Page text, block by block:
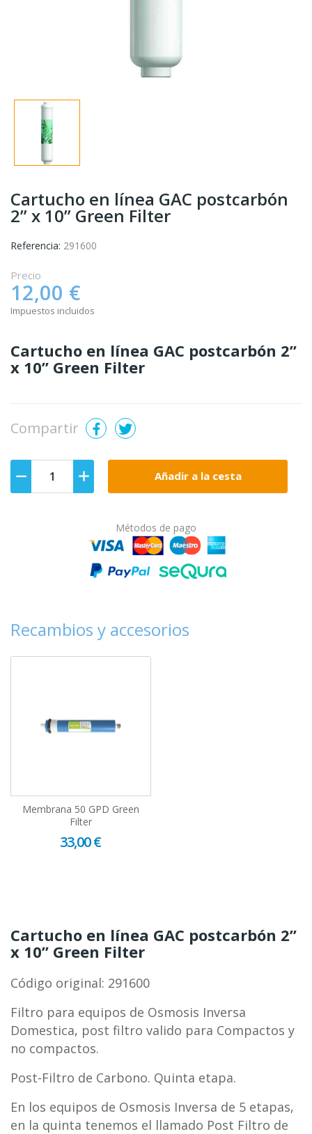
Cartucho en línea GAC postcarbón
2” x 10” Green Filter
Referencia: 291600
Precio
12,00 €
Impuestos incluidos
Cartucho en línea GAC postcarbón 2”
x 10” Green Filter
Compartir
Añadir a la cesta
Métodos de pago
Recambios y accesorios
Membrana 50 GPD Green
Filter
33,00 €
Cartucho en línea GAC postcarbón 2”
x 10” Green Filter
Código original: 291600
Filtro para equipos de Osmosis Inversa
Domestica, post filtro valido para Compactos y
no compactos.
Post-Filtro de Carbono. Quinta etapa.
En los equipos de Osmosis Inversa de 5 etapas,
en la quinta tenemos el llamado Post Filtro de